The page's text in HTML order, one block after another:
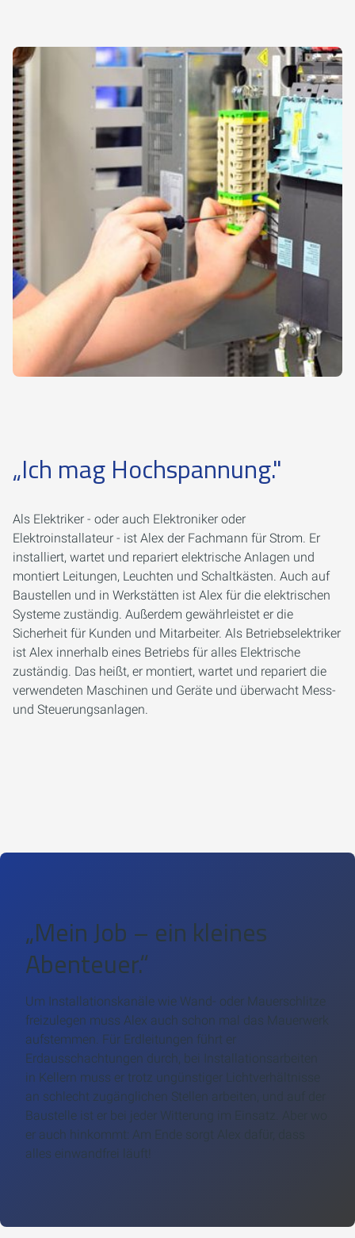
„Ich mag Hochspannung."
Als Elektriker - oder auch Elektroniker oder
Elektroinstallateur - ist Alex der Fachmann für Strom. Er
installiert, wartet und repariert elektrische Anlagen und
montiert Leitungen, Leuchten und Schaltkästen. Auch auf
Baustellen und in Werkstätten ist Alex für die elektrischen
Systeme zuständig. Außerdem gewährleistet er die
Sicherheit für Kunden und Mitarbeiter. Als Betriebselektriker
ist Alex innerhalb eines Betriebs für alles Elektrische
zuständig. Das heißt, er montiert, wartet und repariert die
verwendeten Maschinen und Geräte und überwacht Mess-
und Steuerungsanlagen.
„Mein Job – ein kleines
Abenteuer.“
Um Installationskanäle wie Wand- oder Mauerschlitze
freizulegen muss Alex auch schon mal das Mauerwerk
aufstemmen. Für Erdleitungen führt er
Erdausschachtungen durch, bei Installationsarbeiten
in Kellern muss er trotz ungünstiger Lichtverhältnisse
an schlecht zugänglichen Stellen arbeiten, und auf der
Baustelle ist er bei jeder Witterung im Einsatz. Aber wo
er auch hinkommt: Am Ende sorgt Alex dafür, dass
alles einwandfrei läuft!